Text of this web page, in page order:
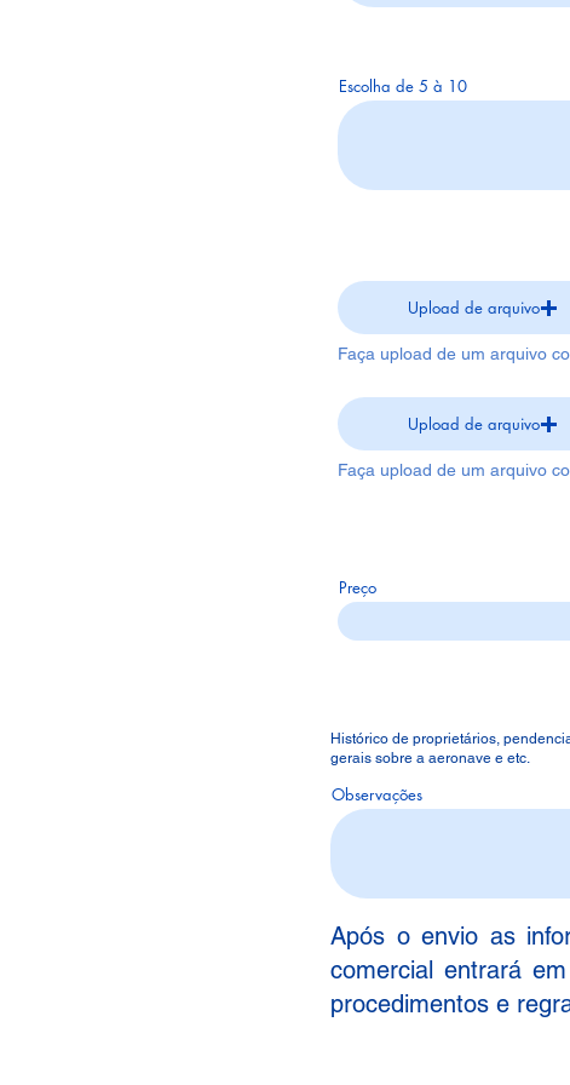
Escolha de 5 à 10
Upload de arquivo
Upload de arquivo
Preço
Histórico de proprietários,
gerais sobre a aeronave e etc.
Observações
Após o envio as
comercial entrará
procedimentos e